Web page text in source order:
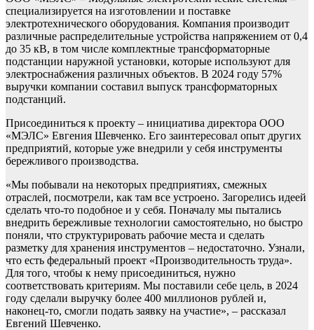
специализируется на изготовлении и поставке
электротехнического оборудования. Компания производит
различные распределительные устройства напряжением от 0,4
до 35 кВ, в том числе комплектные трансформаторные
подстанции наружной установки, которые используют для
электроснабжения различных объектов. В 2024 году 57%
выручки компании составил выпуск трансформаторных
подстанций.
Присоединиться к проекту – инициатива директора ООО
«МЭЛС» Евгения Шевченко. Его заинтересовал опыт других
предприятий, которые уже внедрили у себя инструменты
бережливого производства.
«Мы побывали на некоторых предприятиях, смежных
отраслей, посмотрели, как там все устроено. Загорелись идеей
сделать что-то подобное и у себя. Поначалу мы пытались
внедрить бережливые технологии самостоятельно, но быстро
поняли, что структурировать рабочие места и сделать
разметку для хранения инструментов – недостаточно. Узнали,
что есть федеральный проект «Производительность труда».
Для того, чтобы к нему присоединиться, нужно
соответствовать критериям. Мы поставили себе цель, в 2024
году сделали выручку более 400 миллионов рублей и,
наконец-то, смогли подать заявку на участие», – рассказал
Евгений Шевченко.